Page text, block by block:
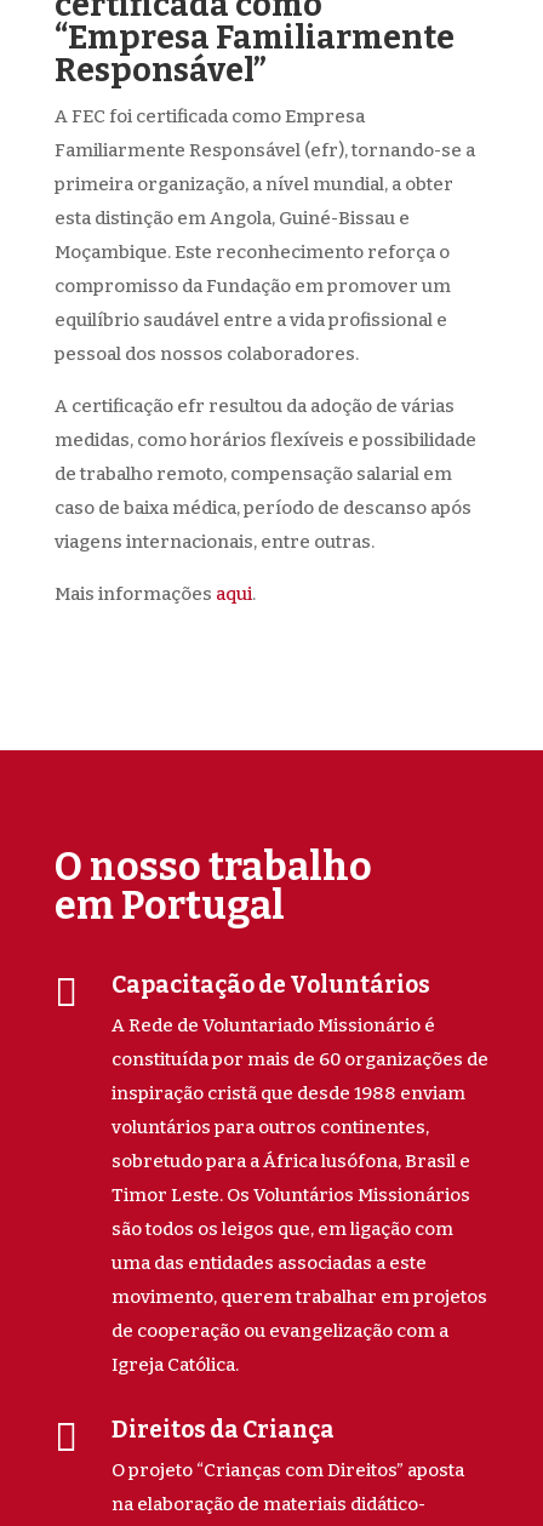
“Empresa Familiarmente
Responsável”
A FEC foi certificada comoEmpresa
Familiarmente Responsável (efr), tornando-se a
primeira organização, a nível mundial,a obter
esta distinção em Angola, Guiné-Bissau e
Moçambique. Este reconhecimento reforça o
compromisso da Fundação em promover um
equilíbrio saudável entre a vida profissional e
pessoal dos nossos colaboradores.
A certificação efr resultou da adoção de várias
medidas, como horários flexíveis e possibilidade
de trabalho remoto, compensação salarial em
caso de baixa médica,períodode descanso após
viagens internacionais, entre outras.
Mais informações aqui.
O nosso trabalho
em Portugal
 Capacitação de Voluntários
A Rede de Voluntariado Missionário é
constituída por mais de 60 organizações de
inspiração cristã que desde 1988 enviam
voluntários para outros continentes,
sobretudo para a África lusófona, Brasil e
Timor Leste. Os Voluntários Missionários
são todos os leigos que, em ligação com
uma das entidades associadas a este
movimento, querem trabalhar em projetos
de cooperação ou evangelização com a
Igreja Católica.
 Direitos da Criança
O projeto “Crianças com Direitos” aposta
na elaboração de materiais didático-